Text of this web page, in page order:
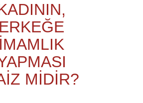
ERKEĞE
İMAMLIK
MİDİR?